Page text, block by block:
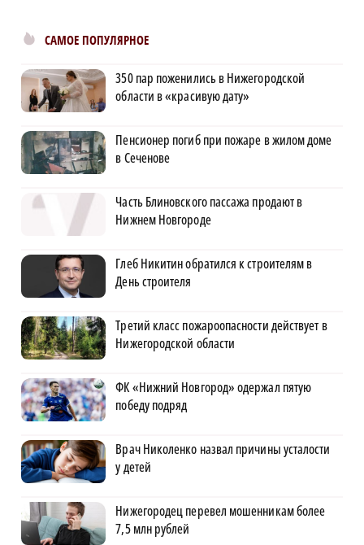
САМОЕ ПОПУЛЯРНОЕ
350 пар поженились в Нижегородской
области в «красивую дату»
Пенсионер погиб при пожаре в жилом доме
в Сеченове
Часть Блиновского пассажа продают в
Нижнем Новгороде
Глеб Никитин обратился к строителям в
День строителя
Третий класс пожароопасности действует в
Нижегородской области
ФК «Нижний Новгород» одержал пятую
победу подряд
Врач Николенко назвал причины усталости
у детей
Нижегородец перевел мошенникам более
7,5 млн рублей